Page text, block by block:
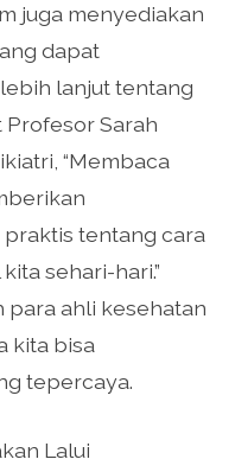
juga menyediakan
dapat
lanjut tentang
Sarah
“Membaca
tentang cara
sehari-hari.”
ahli kesehatan
kita bisa
tepercaya.
Lalui